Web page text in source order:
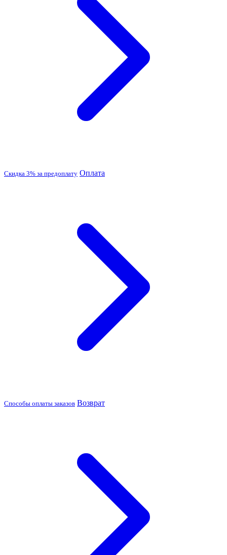
Скидка 3% за предоплату Оплата
Способы оплаты заказов Возврат